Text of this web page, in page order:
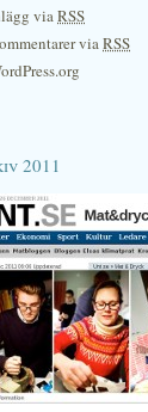
viaRSS
viaRSS
2011